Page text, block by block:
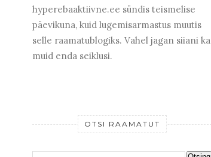
hyperebaaktiivne.ee sündis teismelise
päevikuna, kuid lugemisarmastus muutis
selle raamatublogiks. Vahel jagan siiani ka
muid enda seiklusi.
OTSI RAAMATUT